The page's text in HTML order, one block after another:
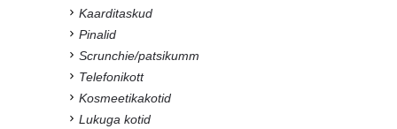
Kaarditaskud
Pinalid
Scrunchie/patsikumm
Telefonikott
Kosmeetikakotid
Lukuga kotid